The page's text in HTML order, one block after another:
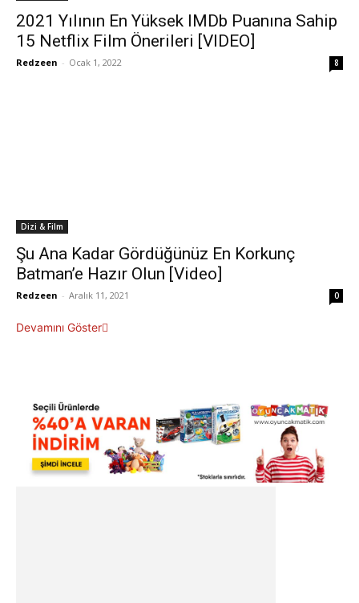
2021 Yılının En Yüksek IMDb Puanına Sahip
15 Netflix Film Önerileri [VIDEO]
Redzeen - Ocak 1, 2022 8
Dizi & Film
Şu Ana Kadar Gördüğünüz En Korkunç
Batman’e Hazır Olun [Video]
Redzeen - Aralık 11, 2021 0
Devamını Göster